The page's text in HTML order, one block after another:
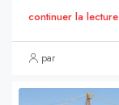
continuer la lecture
par